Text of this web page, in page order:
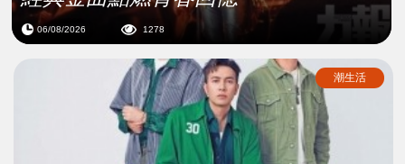
06/08/2026 1278
潮生活